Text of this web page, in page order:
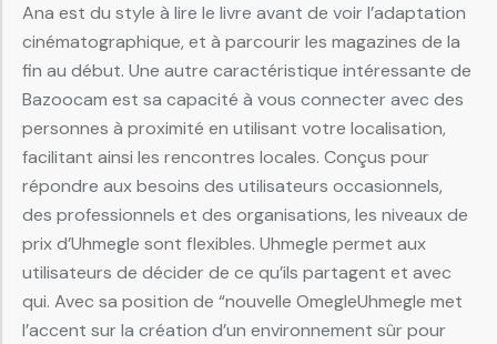
Ana est du style à lire le livre avant de voir l’adaptation
cinématographique, et à parcourir les magazines de la
fin au début. Une autre caractéristique intéressante de
Bazoocam est sa capacité à vous connecter avec des
personnes à proximité en utilisant votre localisation,
facilitant ainsi les rencontres locales. Conçus pour
répondre aux besoins des utilisateurs occasionnels,
des professionnels et des organisations, les niveaux de
prix d’Uhmegle sont flexibles. Uhmegle permet aux
utilisateurs de décider de ce qu’ils partagent et avec
qui. Avec sa position de “nouvelle OmegleUhmegle met
l’accent sur la création d’un environnement sûr pour